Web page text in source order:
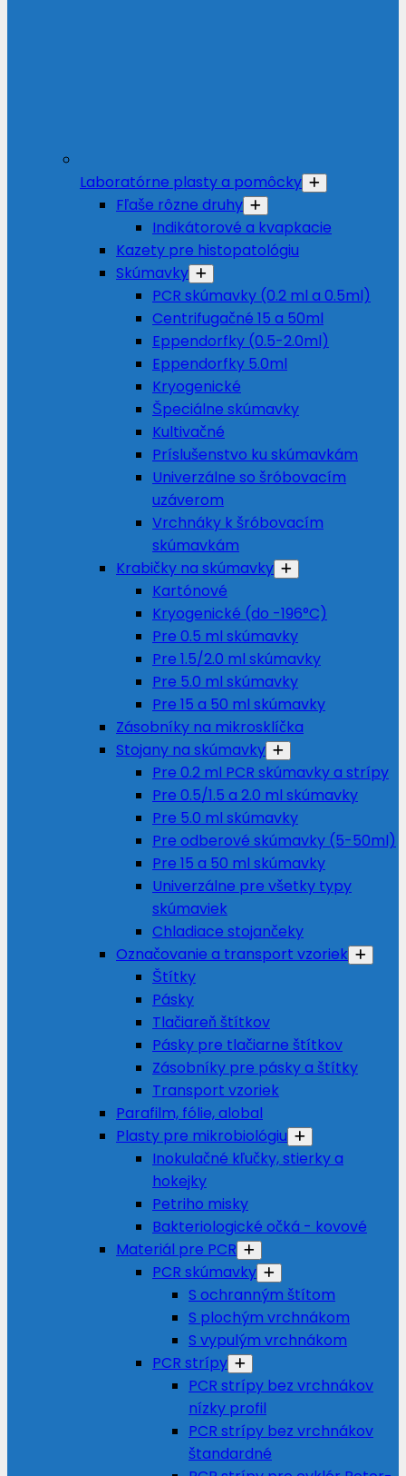
Laboratórne plasty a pomôcky
Fľaše rôzne druhy
Indikátorové a kvapkacie
Kazety pre histopatológiu
Skúmavky
PCR skúmavky (0.2 ml a 0.5ml)
Centrifugačné 15 a 50ml
Eppendorfky (0.5-2.0ml)
Eppendorfky 5.0ml
Kryogenické
Špeciálne skúmavky
Kultivačné
Príslušenstvo ku skúmavkám
Univerzálne so šróbovacím
uzáverom
Vrchnáky k šróbovacím
skúmavkám
Krabičky na skúmavky
Kartónové
Kryogenické (do -196°C)
Pre 0.5 ml skúmavky
Pre 1.5/2.0 ml skúmavky
Pre 5.0 ml skúmavky
Pre 15 a 50 ml skúmavky
Zásobníky na mikrosklíčka
Stojany na skúmavky
Pre 0.2 ml PCR skúmavky a strípy
Pre 0.5/1.5 a 2.0 ml skúmavky
Pre 5.0 ml skúmavky
Pre odberové skúmavky (5-50ml)
Pre 15 a 50 ml skúmavky
Univerzálne pre všetky typy
skúmaviek
Chladiace stojančeky
Označovanie a transport vzoriek
Štítky
Pásky
Tlačiareň štítkov
Pásky pre tlačiarne štítkov
Zásobníky pre pásky a štítky
Transport vzoriek
Parafilm, fólie, alobal
Plasty pre mikrobiológiu
Inokulačné kľučky, stierky a
hokejky
Petriho misky
Bakteriologické očká - kovové
Materiál pre PCR
PCR skúmavky
S ochranným štítom
S plochým vrchnákom
S vypulým vrchnákom
PCR strípy
PCR strípy bez vrchnákov
nízky profil
PCR strípy bez vrchnákov
štandardné